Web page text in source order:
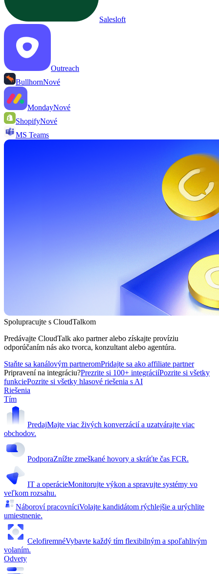
Salesloft
Outreach
BullhornNové
MondayNové
ShopifyNové
MS Teams
Spolupracujte s CloudTalkom
Predávajte CloudTalk ako partner alebo získajte províziu
odporúčaním nás ako tvorca, konzultant alebo agentúra.
Staňte sa kanálovým partneromPridajte sa ako affiliate partner
Pripravení na integráciu?Prezrite si 100+ integráciíPozrite si všetky
funkciePozrite si všetky hlasové riešenia s AI
Riešenia
Tím
PredajMajte viac živých konverzácií a uzatvárajte viac
obchodov.
PodporaZnížte zmeškané hovory a skráťte čas FCR.
IT a operácieMonitorujte výkon a spravujte systémy vo
veľkom rozsahu.
Náboroví pracovníciVolajte kandidátom rýchlejšie a urýchlite
umiestnenie.
CelofiremnéVybavte každý tím flexibilným a spoľahlivým
volaním.
Odvety